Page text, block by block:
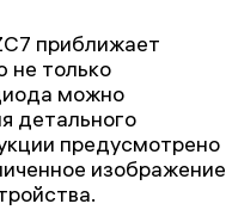
приближает
не только
можно
детального
предусмотрено
изображение